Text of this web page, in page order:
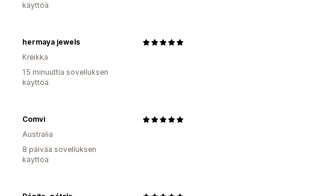
käyttöä
hermaya jewels
Kreikka
15 minuuttia sovelluksen
käyttöä
Comvi
Australia
8 päivää sovelluksen
käyttöä